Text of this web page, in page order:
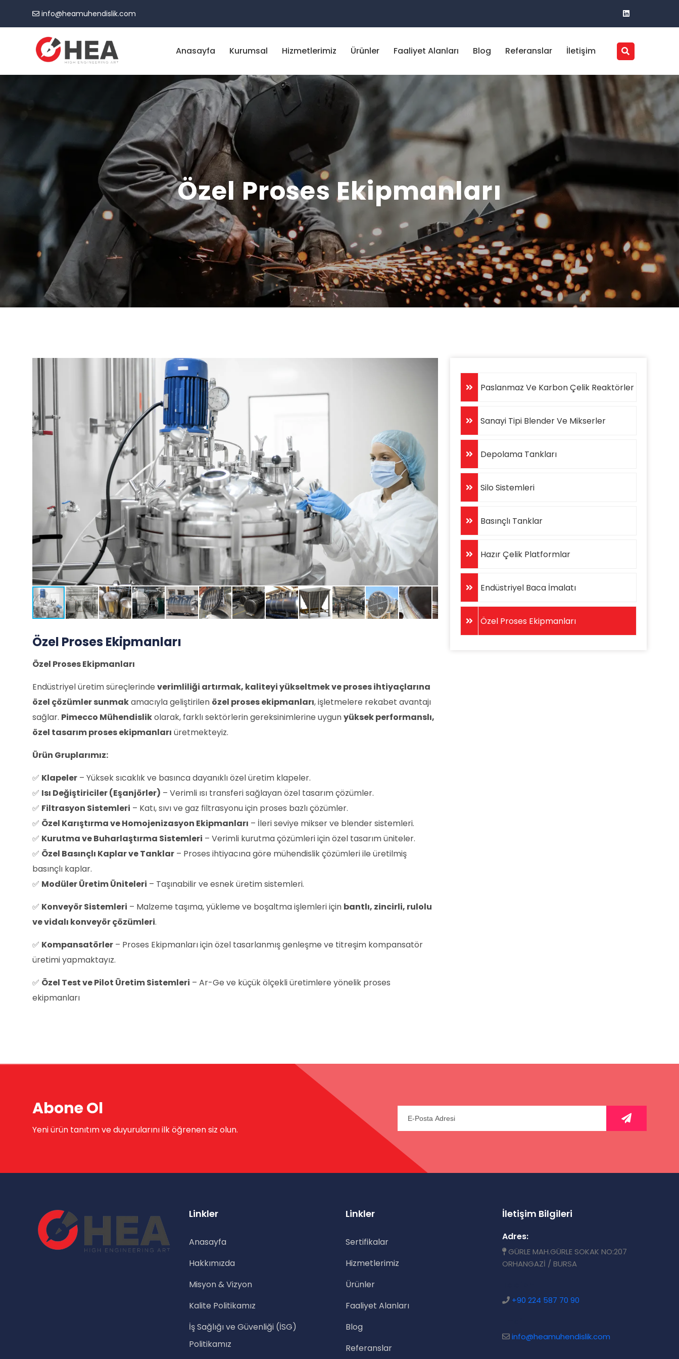
info@heamuhendislik.com
Anasayfa Kurumsal Hizmetlerimiz Ürünler Faaliyet Alanları Blog Referanslar İletişim
Özel Proses Ekipmanları
Özel Proses Ekipmanları
Özel Proses Ekipmanları
Endüstriyel üretim süreçlerinde verimliliği artırmak, kaliteyi yükseltmek ve proses ihtiyaçlarına
özel çözümler sunmakamacıyla geliştirilen özel proses ekipmanları, işletmelere rekabet avantajı
sağlar. Pimecco Mühendislikolarak, farklı sektörlerin gereksinimlerine uygunyüksek performanslı,
özel tasarım proses ekipmanları üretmekteyiz.
Ürün Gruplarımız:
✅ Klapeler – Yüksek sıcaklık ve basınca dayanıklı özel üretim klapeler.
✅ Isı Değiştiriciler (Eşanjörler) – Verimli ısı transferi sağlayan özel tasarım çözümler.
✅ Filtrasyon Sistemleri – Katı, sıvı ve gaz filtrasyonu için proses bazlı çözümler.
✅ Özel Karıştırma ve Homojenizasyon Ekipmanları – İleri seviye mikser ve blender sistemleri.
✅ Kurutma ve Buharlaştırma Sistemleri – Verimli kurutma çözümleri için özel tasarım üniteler.
✅ Özel Basınçlı Kaplar ve Tanklar – Proses ihtiyacına göre mühendislik çözümleri ile üretilmiş
basınçlı kaplar.
✅ Modüler Üretim Üniteleri – Taşınabilir ve esnek üretim sistemleri.
✅ Konveyör Sistemleri – Malzeme taşıma, yükleme ve boşaltma işlemleri için bantlı, zincirli, rulolu
ve vidalı konveyör çözümleri.
✅ Kompansatörler – Proses Ekipmanları için özel tasarlanmış genleşme ve titreşim kompansatör
üretimi yapmaktayız.
✅ Özel Test ve Pilot Üretim Sistemleri – Ar-Ge ve küçük ölçekli üretimlere yönelik proses
ekipmanları
Paslanmaz Ve Karbon Çelik Reaktörler
Sanayi Tipi Blender Ve Mikserler
Depolama Tankları
Silo Sistemleri
Basınçlı Tanklar
Hazır Çelik Platformlar
Endüstriyel Baca İmalatı
Özel Proses Ekipmanları
Abone Ol
Yeni ürün tanıtım ve duyurularını ilk öğrenen siz olun.
Linkler
Anasayfa
Hakkımızda
Misyon & Vizyon
Kalite Politikamız
İş Sağlığı ve Güvenliği (İSG)
Politikamız
Linkler
Sertifikalar
Hizmetlerimiz
Ürünler
Faaliyet Alanları
Blog
Referanslar
İletişim Bilgileri
Adres:
GÜRLE MAH.GÜRLE SOKAK NO:207
ORHANGAZİ / BURSA
+90 224 587 70 90
info@heamuhendislik.com